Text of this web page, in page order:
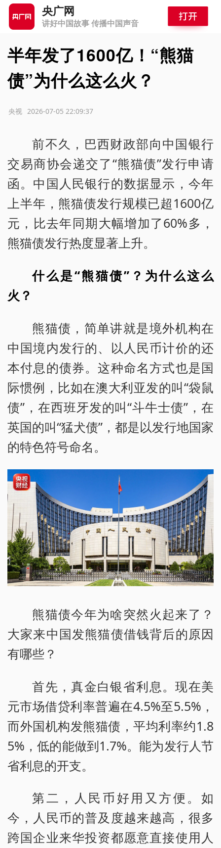
央广网
讲好中国故事 传播中国声音
半年发了1600亿！“熊猫
债”为什么这么火？
2026-07-05 22:09:37
央视
前不久，巴西财政部向中国银行
交易商协会递交了“熊猫债”发行申请
函。中国人民银行的数据显示，今年
上半年，熊猫债发行规模已超1600亿
元，比去年同期大幅增加了60%多，
熊猫债发行热度显著上升。
什么是“熊猫债”？为什么这么
火？
熊猫债，简单讲就是境外机构在
中国境内发行的、以人民币计价的还
本付息的债券。这种命名方式也是国
际惯例，比如在澳大利亚发的叫“袋鼠
债”，在西班牙发的叫“斗牛士债”，在
英国的叫“猛犬债”，都是以发行地国家
的特色符号命名。
熊猫债今年为啥突然火起来了？
大家来中国发熊猫债借钱背后的原因
有哪些？
首先，真金白银省利息。现在美
元市场借贷利率普遍在4.5%至5.5%，
而外国机构发熊猫债，平均利率约1.8
5%，低的能做到1.7%。能为发行人节
省利息的开支。
第二，人民币好用又方便。如
今，人民币的普及度越来越高，很多
跨国企业来华投资都愿意直接使用人